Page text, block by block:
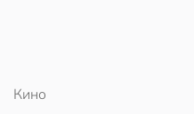
Кино